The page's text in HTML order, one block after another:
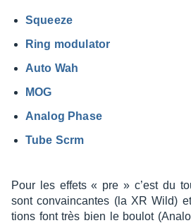
Squeeze
Ring modu­la­tor
Auto Wah
MOG
Analog Phase
Tube Scrm
Pour les effets « pre » c’est du
sont convain­cantes (la XR Wild)
tions font très bien le boulot